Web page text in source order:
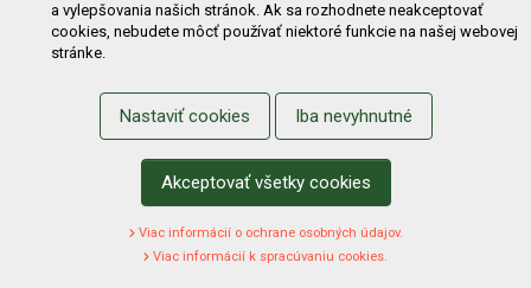
Na sklade
Na sklade
a vylepšovania našich stránok. Ak sa rozhodnete neakceptovať
cookies, nebudete môcť používať niektoré funkcie na našej webovej
stránke.
Nastaviť cookies Iba nevyhnutné
Akceptovať všetky cookies
Viac informácií o ochrane osobných údajov.
Viac informácií k spracúvaniu cookies.